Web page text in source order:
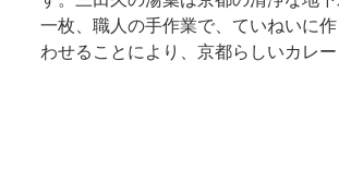
一枚、職人の手作業で、ていねいに
わせることにより、京都らしいカレ